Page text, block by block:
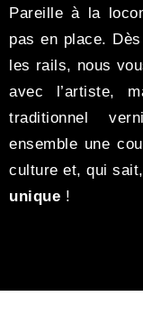
Pareille à la
pas en place.
les rails, nous
avec l’artiste,
traditionnel
ensemble une
culture et, qui
unique !